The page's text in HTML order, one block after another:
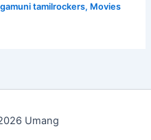
tamilrockers, Movies
Umang